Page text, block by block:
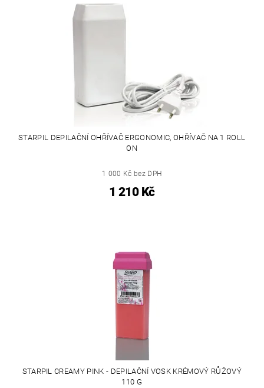
STARPIL DEPILAČNÍ OHŘÍVAČ ERGONOMIC, OHŘÍVAČ NA 1 ROLL
ON
1 000 Kč bez DPH
1 210 Kč
STARPIL CREAMY PINK - DEPILAČNÍ VOSK KRÉMOVÝ RŮŽOVÝ
110 G